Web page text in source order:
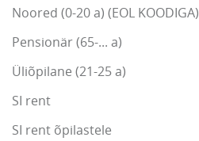
Noored (0-20 a) (EOL KOODIGA)
Pensionär (65-... a)
Üliõpilane (21-25 a)
SI rent
SI rent õpilastele